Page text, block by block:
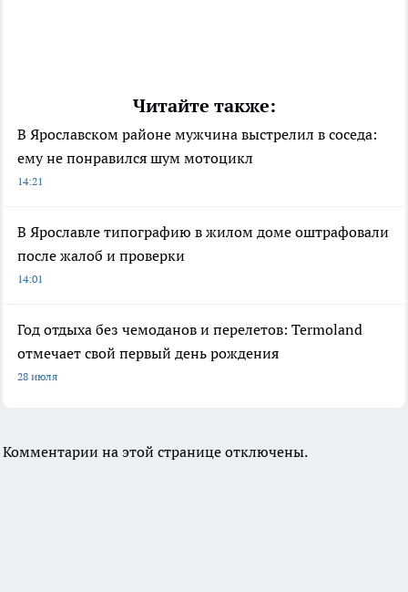
Читайте также:
В Ярославском районе мужчина выстрелил в соседа:
ему не понравился шум мотоцикл
14:21
В Ярославле типографию в жилом доме оштрафовали
после жалоб и проверки
14:01
Год отдыха без чемоданов и перелетов: Termoland
отмечает свой первый день рождения
28 июля
Комментарии на этой странице отключены.